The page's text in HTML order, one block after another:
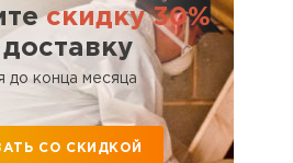
скидку 30%
доставку
до конца месяца
СО СКИДКОЙ